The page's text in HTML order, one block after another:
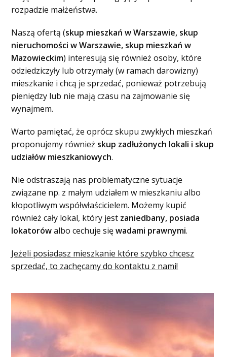
rozpadzie małżeństwa.
Naszą ofertą (skup mieszkań w Warszawie, skup
nieruchomości w Warszawie, skup mieszkań w
Mazowieckim) interesują się również osoby, które
odziedziczyły lub otrzymały (w ramach darowizny)
mieszkanie i chcą je sprzedać, ponieważ potrzebują
pieniędzy lub nie mają czasu na zajmowanie się
wynajmem.
Warto pamiętać, że oprócz skupu zwykłych mieszkań
proponujemy również skup zadłużonych lokali i skup
udziałów mieszkaniowych.
Nie odstraszają nas problematyczne sytuacje
związane np. z małym udziałem w mieszkaniu albo
kłopotliwym współwłaścicielem. Możemy kupić
również cały lokal, który jest zaniedbany, posiada
lokatorówalbo cechuje sięwadami prawnymi.
Jeżeli posiadasz mieszkanie które szybko chcesz
sprzedać, to zachęcamy do kontaktu z nami!